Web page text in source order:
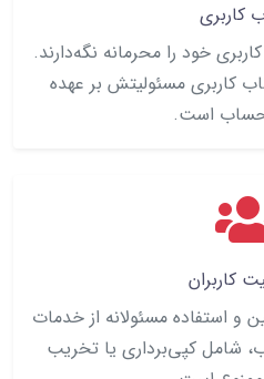
کاربری
خود را محرمانه نگه‌دارند.
کاربری مسئولیتش بر عهده
است.
کاربران
و استفاده مسئولانه از خدمات
شامل کپی‌برداری یا تخریب